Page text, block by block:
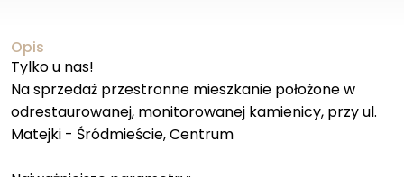
Opis
Tylko u nas!
Na sprzedaż przestronne mieszkanie położone w
odrestaurowanej, monitorowanej kamienicy, przy ul.
Matejki - Śródmieście, Centrum